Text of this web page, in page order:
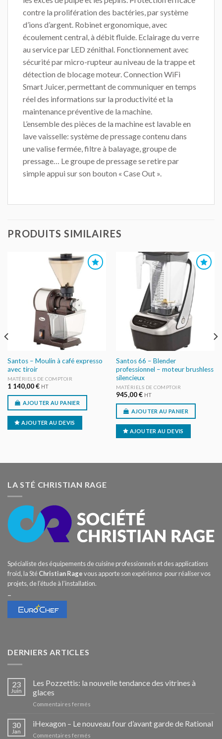
contre la prolifération des bactéries, par système
d’ions d’argent. Robinet ergonomique, avec
écoulement central, à débit fluide. Eclairage du verre
au service par LED zénithal. Fonctionnement avec
sécurité par micro-rupteur au niveau de la trappe et
détection de blocage moteur. Connection WiFi
Smart Juicer, permettant de communiquer en temps
réel des informations sur la productivité et la
maintenance préventive de la machine.
L’ensemble des pièces de la machine est lavable en
lave vaisselle: système de pressage contenu dans
une valise fermée, filtre à balayage, groupe de
pressage… Le groupe de pressage se retire par
simple appui sur son bouton « Case Out ».
PRODUITS SIMILAIRES
AJOUTER
AU DEVIS
Santos – Moulin à café expresso
avec tiroir
MATÉRIELS DE COMPTOIR
1 140,00€ HT
AJOUTER AU PANIER
AJOUTER AU DEVIS
AJOUTER
AU DEVIS
Santos 66 – Blender
professionnel – moteur brushless
silencieux
MATÉRIELS DE COMPTOIR
945,00€ HT
AJOUTER AU PANIER
AJOUTER AU DEVIS
LA STÉ CHRISTIAN RAGE
Spécialiste des équipements de cuisine professionnels et des applications
froid, la StéChristian Ragevous apporte son expérience pour réaliser vos
projets, de l’étude à l’installation.
–
DERNIERS ARTICLES
23
Juin
Les Pozzettis: la nouvelle tendance des vitrines à
glaces
Commentaires fermés
Pozzettis:
la
30
Jan
iHexagon – Le nouveau four d’avant garde de Rational
Commentaires fermés